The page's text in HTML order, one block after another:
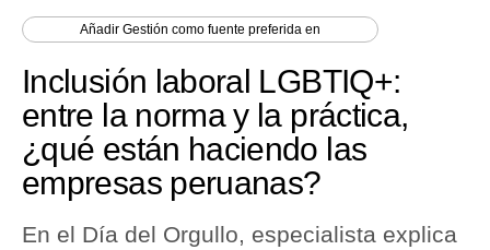
Economía
Mercados
Perú
Política
AñadirGestión como fuente preferida en
Inclusión laboral LGBTIQ+:
entre la norma y la práctica,
¿qué están haciendo las
empresas peruanas?
En el Día del Orgullo, especialista explica